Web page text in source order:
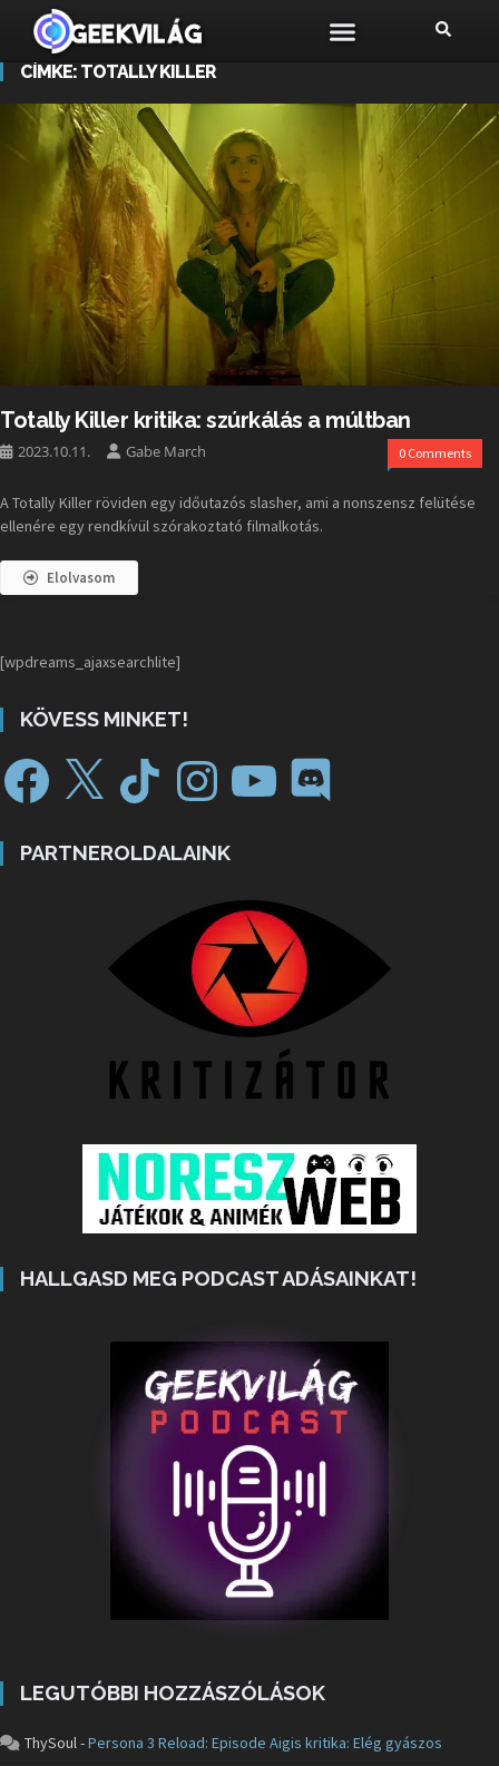
CÍMKE: TOTALLY KILLER
Totally Killer kritika: szúrkálás a múltban
2023.10.11. Gabe March 0 Comments
A Totally Killer röviden egy időutazós slasher, ami a nonszensz felütése
ellenére egy rendkívül szórakoztató filmalkotás.
Elolvasom
[wpdreams_ajaxsearchlite]
KÖVESS MINKET!
PARTNEROLDALAINK
HALLGASD MEG PODCAST ADÁSAINKAT!
LEGUTÓBBI HOZZÁSZÓLÁSOK
ThySoul -Persona 3 Reload: Episode Aigis kritika: Elég gyászos